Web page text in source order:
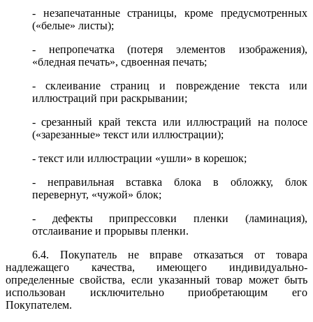
- незапечатанные страницы, кроме предусмотренных
(«белые» листы);
- непропечатка (потеря элементов изображения),
«бледная печать», сдвоенная печать;
- склеивание страниц и повреждение текста или
иллюстраций при раскрывании;
- срезанный край текста или иллюстраций на полосе
(«зарезанные» текст или иллюстрации);
- текст или иллюстрации «ушли» в корешок;
- неправильная вставка блока в обложку, блок
перевернут, «чужой» блок;
- дефекты припрессовки пленки (ламинация),
отслаивание и прорывы пленки.
6.4. Покупатель не вправе отказаться от товара
надлежащего качества, имеющего индивидуально-
определенные свойства, если указанный товар может быть
использован исключительно приобретающим его
Покупателем.